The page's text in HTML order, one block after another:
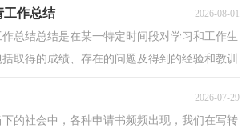
工作总结 2026-08-01
总结总结是在某一特定时间段对学习和工作生
取得的成绩、存在的问题及得到的经验和教训
2026-07-29
的社会中，各种申请书频频出现，我们在写转